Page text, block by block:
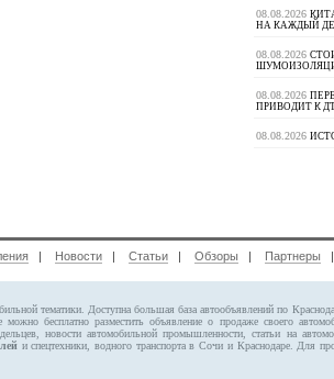
08.08.2026
НА КАЖДЫЙ
08.08.2026
08.08.2026
ПРИВОДИТ К
08.08.2026
| Новости | Статьи | Обзоры | Партнеры
тематики. Доступна большая база автообъявлений по
можно бесплатноразместить объявление о продаже своего
новости автомобильной промышленности, статьи на
и спецтехники, водного транспорта в Сочи и Краснодаре.
Для